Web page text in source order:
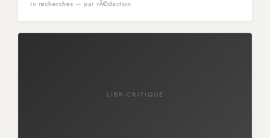
in recherches — par rÃ©daction
LIBR-CRITIQUE